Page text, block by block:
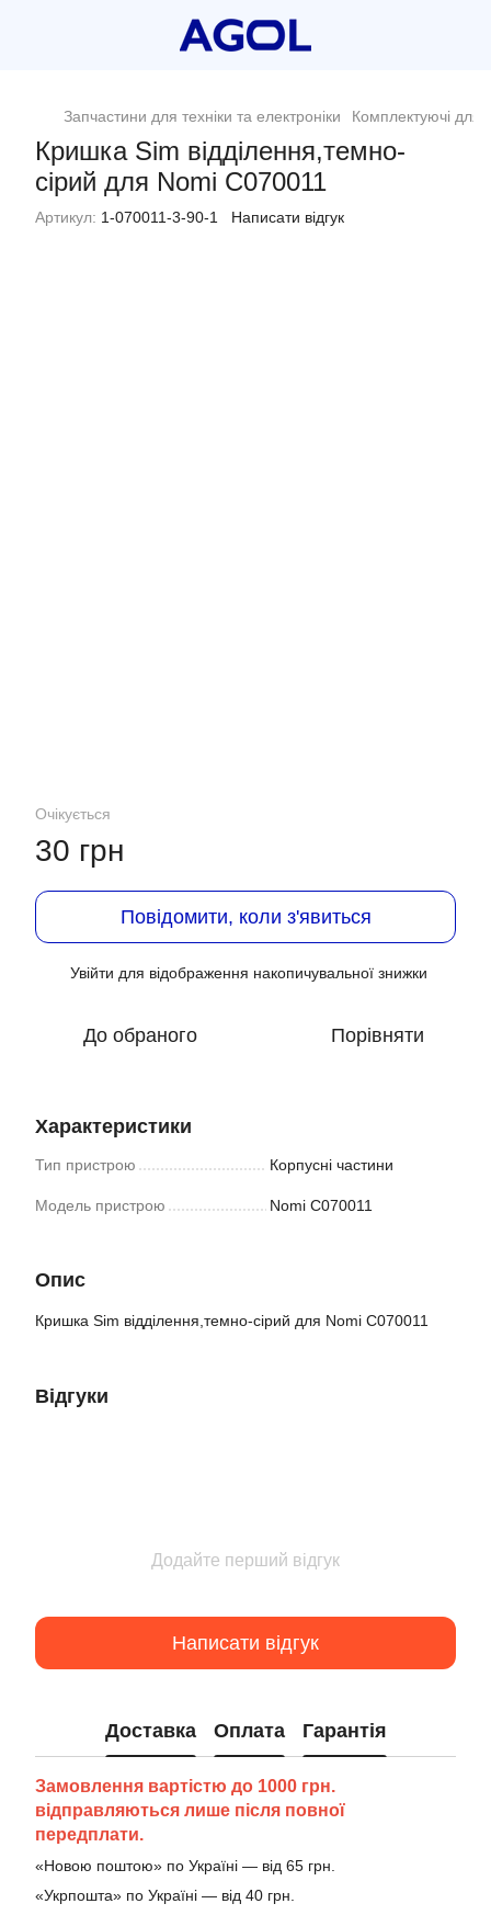
Запчастини для техніки та електроніки Комплектуючі для
Кришка Sim відділення,темно-
сірий для Nomi C070011
Артикул: 1-070011-3-90-1 Написати відгук
Очікується
30 грн
Повідомити, коли з'явиться
Увійти для відображення накопичувальної знижки
До обраного Порівняти
Характеристики
Тип пристрою Корпусні частини
Модель пристрою Nomi C070011
Опис
Кришка Sim відділення,темно-сірий для Nomi C070011
Відгуки
Додайте перший відгук
Написати відгук
Доставка Оплата Гарантія
Замовлення вартістю до 1000 грн.
відправляються лише після повної
передплати.
«Новою поштою» по Україні — від 65 грн.
«Укрпошта» по Україні — від 40 грн.